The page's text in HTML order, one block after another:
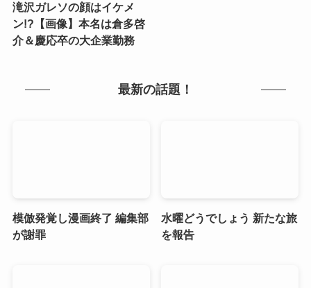
滝沢ガレソの顔はイケメ
ン!?【画像】本名は倉多啓
介＆慶応卒の大企業勤務
最新の話題！
模倣発覚し漫画終了 編集部
が謝罪
水曜どうでしょう 新たな旅
を報告